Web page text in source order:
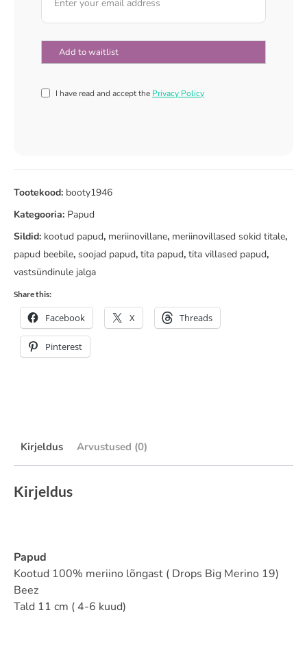
I have read and accept the Privacy Policy
Tootekood: booty1946
Kategooria: Papud
Sildid: kootud papud, meriinovillane, meriinovillased sokid titale,
papud beebile, soojad papud, tita papud, tita villased papud,
vastsündinule jalga
Share this:
Facebook X Threads
Pinterest
Kirjeldus Arvustused (0)
Kirjeldus
Papud
Kootud 100% meriino lõngast ( Drops Big Merino 19)
Beez
Tald 11 cm ( 4-6 kuud)